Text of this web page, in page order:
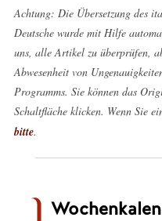
Achtung: Die Übersetzung des
Deutsche wurde mit Hilfe
uns, alle Artikel zu überprüfen,
Abwesenheit von
Programms. Sie können das
Schaltfläche klicken. Wenn Sie
bitte.